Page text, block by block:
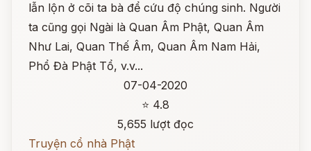
lẫn lộn ở cõi ta bà để cứu độ chúng sinh. Người
ta cũng gọi Ngài là Quan Âm Phật, Quan Âm
Như Lai, Quan Thế Âm, Quan Âm Nam Hải,
Phổ Đà Phật Tổ, v.v...
07-04-2020
⭐ 4.8
5,655 lượt đọc
Truyện cổ nhà Phật